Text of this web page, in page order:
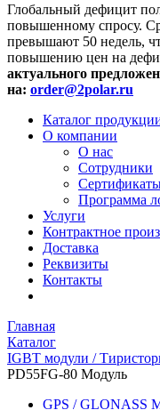
Глобальный дефицит
повышенному спросу.
превышают 50 недель,
повышению цен на
актуального
на: order@2polar.ru
Каталог
О компании
О нас
Сотрудники
Программа
Услуги
Контрактное
Доставка
Реквизиты
Контакты
Главная
Каталог
IGBT модули /
PD55FG-80 Модуль
GPS / GLONASS